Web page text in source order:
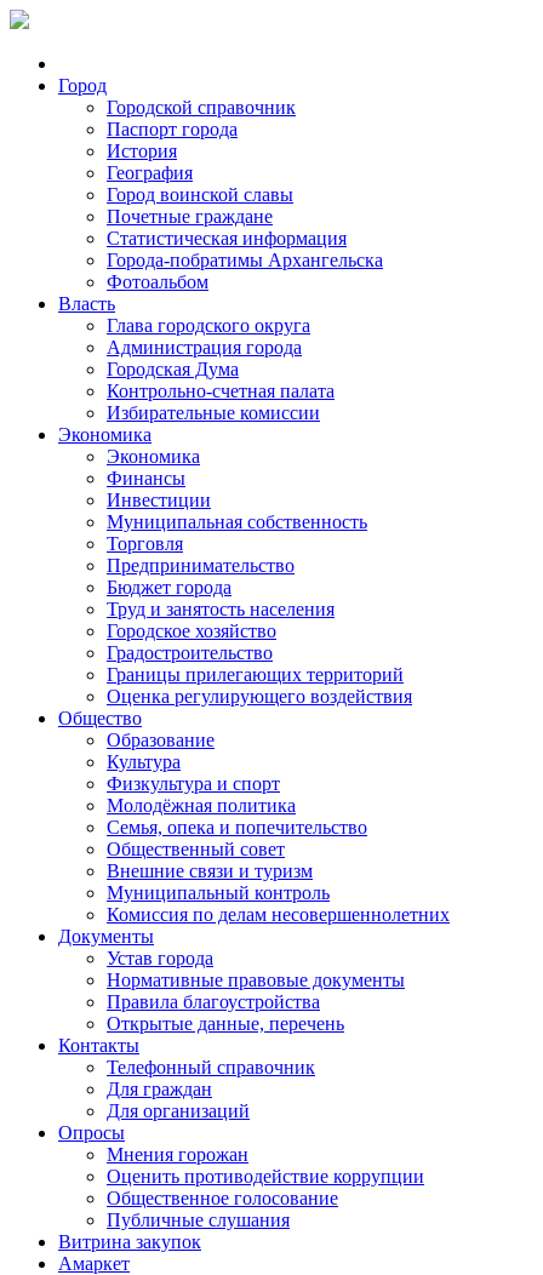
Город
Городской справочник
Паспорт города
История
География
Город воинской славы
Почетные граждане
Статистическая информация
Города-побратимы Архангельска
Фотоальбом
Власть
Глава городского округа
Администрация города
Городская Дума
Контрольно-счетная палата
Избирательные комиссии
Экономика
Экономика
Финансы
Инвестиции
Муниципальная собственность
Торговля
Предпринимательство
Бюджет города
Труд и занятость населения
Городское хозяйство
Градостроительство
Границы прилегающих территорий
Оценка регулирующего воздействия
Общество
Образование
Культура
Физкультура и спорт
Молодёжная политика
Семья, опека и попечительство
Общественный совет
Внешние связи и туризм
Муниципальный контроль
Комиссия по делам несовершеннолетних
Документы
Устав города
Нормативные правовые документы
Правила благоустройства
Открытые данные, перечень
Контакты
Телефонный справочник
Для граждан
Для организаций
Опросы
Мнения горожан
Оценить противодействие коррупции
Общественное голосование
Публичные слушания
Витрина закупок
Амаркет